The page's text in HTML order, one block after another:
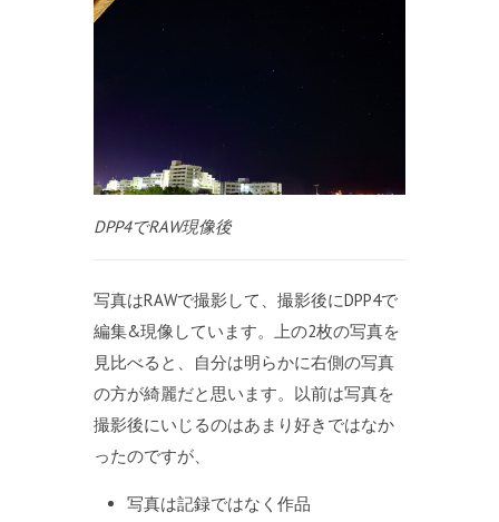
DPP4でRAW現像後
写真はRAWで撮影して、撮影後にDPP4で
編集&現像しています。上の2枚の写真を
見比べると、自分は明らかに右側の写真
の方が綺麗だと思います。以前は写真を
撮影後にいじるのはあまり好きではなか
ったのですが、
写真は記録ではなく作品